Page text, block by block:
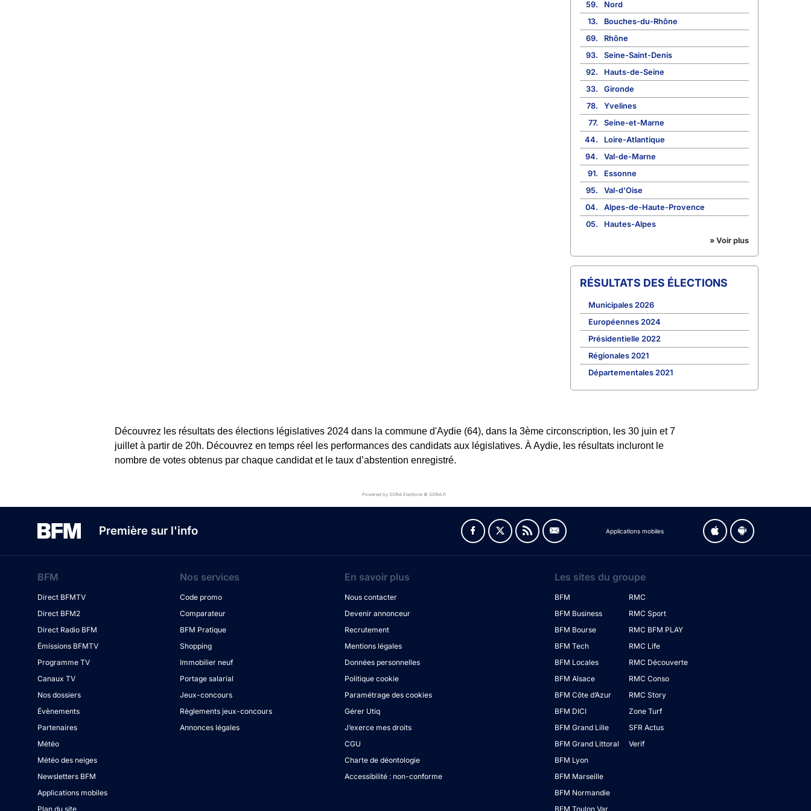
59.
Nord
13.
Bouches-du-Rhône
69.
Rhône
93.
Seine-Saint-Denis
92.
Hauts-de-Seine
33.
Gironde
78.
Yvelines
77.
Seine-et-Marne
44.
Loire-Atlantique
94.
Val-de-Marne
91.
Essonne
95.
Val-d'Oise
04.
Alpes-de-Haute-Provence
05.
Hautes-Alpes
» Voir plus
RÉSULTATS DES ÉLECTIONS
Municipales 2026
Européennes 2024
Présidentielle 2022
Régionales 2021
Départementales 2021
Découvrez les résultats des élections législatives 2024 dans la commune d'Aydie (64), dans la 3ème circonscription, les 30 juin et 7
juillet à partir de 20h. Découvrez en temps réel les performances des candidats aux législatives. À Aydie, les résultats incluront le
nombre de votes obtenus par chaque candidat et le taux d’abstention enregistré.
Powered by SORA Elections © SORA.fr
Première sur l'info Applications mobiles
BFM
Direct BFMTV
Direct BFM2
Direct Radio BFM
Émissions BFMTV
Programme TV
Canaux TV
Nos dossiers
Évènements
Partenaires
Météo
Météo des neiges
Newsletters BFM
Applications mobiles
Plan du site
Nos services
Code promo
Comparateur
BFM Pratique
Shopping
Immobilier neuf
Portage salarial
Jeux-concours
Règlements jeux-concours
Annonces légales
En savoir plus
Nous contacter
Devenir annonceur
Recrutement
Mentions légales
Données personnelles
Politique cookie
Paramétrage des cookies
Gérer Utiq
J’exerce mes droits
CGU
Charte de déontologie
Accessibilité : non-conforme
Les sites du groupe
BFM
BFM Business
BFM Bourse
BFM Tech
BFM Locales
BFM Alsace
BFM Côte d’Azur
BFM DICI
BFM Grand Lille
BFM Grand Littoral
BFM Lyon
BFM Marseille
BFM Normandie
BFM Toulon Var
RMC
RMC Sport
RMC BFM PLAY
RMC Life
RMC Découverte
RMC Conso
RMC Story
Zone Turf
SFR Actus
Verif